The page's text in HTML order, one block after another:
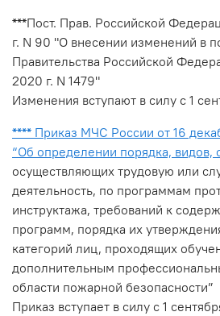
***Пост. Прав. Российской
г. N 90 "О внесении изменений в
Правительства Российской
2020 г. N 1479"
Изменения вступают в силу с 1
**** Приказ МЧС России от 16
“Об определении порядка, видов,
осуществляющих трудовую или
деятельность, по программам
инструктажа, требований к
программ, порядка их
категорий лиц, проходящих
дополнительным
области пожарной безопасности”
Приказ вступает в силу с 1